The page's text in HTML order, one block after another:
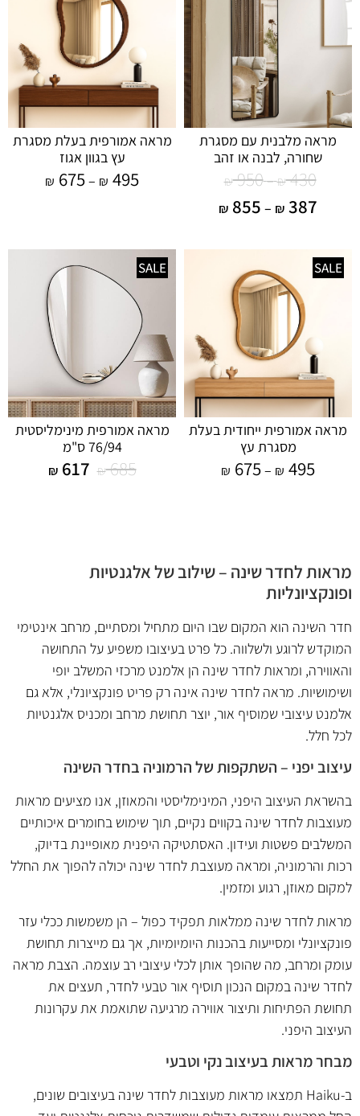
מראה מלבנית עם מסגרת
שחורה, לבנה או זהב
₪430
–
₪950
₪ 387
–
₪ 855
מראה אמורפית בעלת מסגרת
עץ בגוון אגוז
₪ 495
–
₪ 675
SALE
מראה אמורפית ייחודית בעלת
מסגרת עץ
₪ 495
–
₪ 675
SALE
מראה אמורפית מינימליסטית
76/94 ס"מ
₪685
₪617
מראות לחדר שינה – שילוב של אלגנטיות
ופונקציונליות
חדר השינה הוא המקום שבו היום מתחיל ומסתיים, מרחב אינטימי
המוקדש לרוגע ולשלווה. כל פרט בעיצובו משפיע על התחושה
והאווירה, ומראות לחדר שינה הן אלמנט מרכזי המשלב יופי
ושימושיות. מראה לחדר שינה אינה רק פריט פונקציונלי, אלא גם
אלמנט עיצובי שמוסיף אור, יוצר תחושת מרחב ומכניס אלגנטיות
לכל חלל.
עיצוב יפני – השתקפות של הרמוניה בחדר השינה
בהשראת העיצוב היפני, המינימליסטי והמאוזן, אנו מציעים מראות
מעוצבות לחדר שינה בקווים נקיים, תוך שימוש בחומרים איכותיים
המשלבים פשטות ועידון. האסתטיקה היפנית מאופיינת בדיוק,
רכות והרמוניה, ומראה מעוצבת לחדר שינה יכולה להפוך את החלל
למקום מאוזן, רגוע ומזמין.
מראות לחדר שינה ממלאות תפקיד כפול – הן משמשות ככלי עזר
פונקציונלי ומסייעות בהכנות היומיומיות, אך גם מייצרות תחושת
עומק ומרחב, מה שהופך אותן לכלי עיצובי רב עוצמה. הצבת מראה
לחדר שינה במקום הנכון תוסיף אור טבעי לחדר, תעצים את
תחושת הפתיחות ותיצור אווירה מרגיעה שתואמת את עקרונות
העיצוב היפני.
מבחר מראות בעיצוב נקי וטבעי
ב-Haiku תמצאו מראות מעוצבות לחדר שינה בעיצובים שונים,